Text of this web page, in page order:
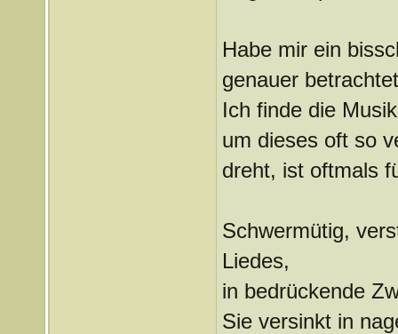
Habe mir ein
genauer
Ich finde die
um dieses oft so
dreht, ist oftmals
Schwermütig,
Liedes,
in bedrückende
Sie versinkt in